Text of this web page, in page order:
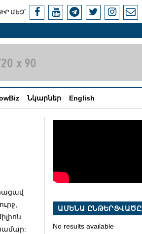
ՄԵԶ՝
Նկարներ English
ԱՄԵՆԱ ԸՆԹԵՐՑՎԱԾԸ
No results available